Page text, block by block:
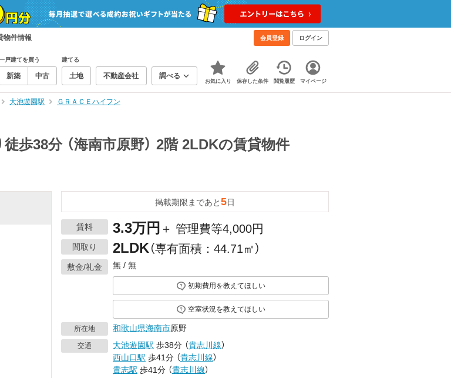
物件情報 会員登録 ログイン
戸建てを買う
新築 中古
建てる
土地 不動産会社 調べる
お気に入り 保存した条件 閲覧履歴 マイページ
大池遊園駅
ＧＲＡＣＥハイフン
歩38分 （海南市原野） 2階 2LDKの賃貸物件
掲載期限まであと5日
賃料 3.3万円 ＋ 管理費等4,000円
間取り 2LDK（専有面積：44.71㎡）
敷金/礼金 無 / 無
初期費用を教えてほしい
空室状況を教えてほしい
所在地 和歌山県海南市原野
交通 大池遊園駅 歩38分 （貴志川線）
西山口駅 歩41分 （貴志川線）
貴志駅 歩41分 （貴志川線）